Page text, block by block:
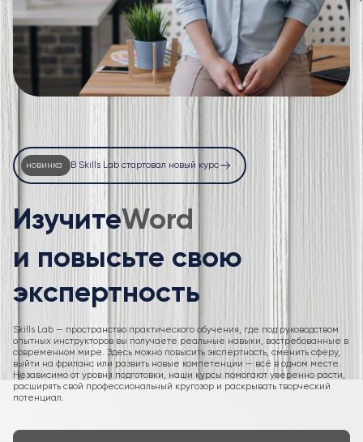
новинка В Skills Lab стартовал новый курс
ИзучитеExcel
и повысьте свою
экспертность
Skills Lab — пространство практического обучения, где под руководством
опытных инструкторов вы получаете реальные навыки, востребованные в
современном мире. Здесь можно повысить экспертность, сменить сферу,
выйти на фриланс или развить новые компетенции — всё в одном месте.
Независимо от уровня подготовки, наши курсы помогают уверенно расти,
расширять свой профессиональный кругозор и раскрывать творческий
потенциал.